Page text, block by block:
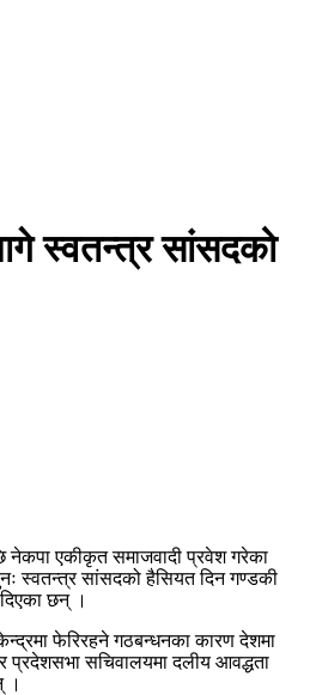
स्वतन्त्र सांसदको
नेकपा एकीकृत समाजवादी प्रवेश गरेका
स्वतन्त्र सांसदको हैसियत दिन गण्डकी
छन् ।
फेरिरहने गठबन्धनका कारण देशमा
प्रदेशसभा सचिवालयमा दलीय आवद्धता
।